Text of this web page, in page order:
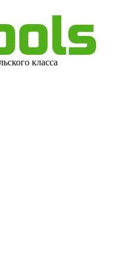
класса